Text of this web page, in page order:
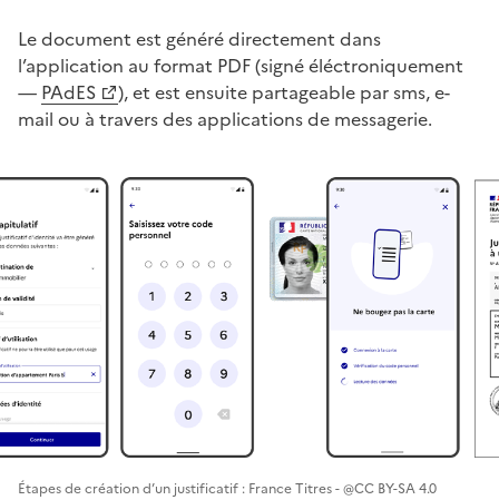
Le document est généré directement dans
l’application au format PDF (signé éléctroniquement
— PAdES
), et est ensuite partageable par sms, e-
mail ou à travers des applications de messagerie.
Étapes de création d’un justificatif : France Titres - @CC BY-SA 4.0